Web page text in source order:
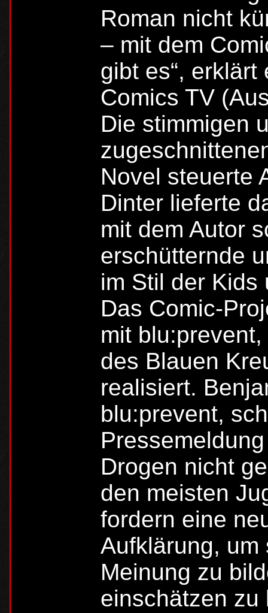
Roman nicht
– mit dem
gibt es“,
Comics TV
Die stimmigen
Novel steuerte
Dinter lieferte
mit dem Autor
erschütternde
im Stil der Kids
Das Comic-
mit
des Blauen
realisiert.
blu:prevent,
Drogen nicht
den meisten
fordern eine
Aufklärung,
Meinung zu
einschätzen zu